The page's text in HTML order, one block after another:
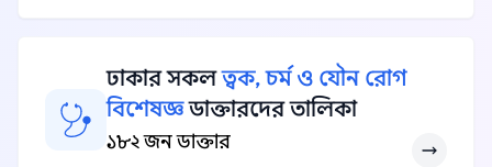
ঢাকার সকলত্বক, চর্ম ও যৌন রোগ
বিশেষজ্ঞডাক্তারদের তালিকা
১৮২ জন ডাক্তার